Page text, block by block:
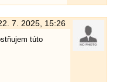
7. 2025, 15:26
túto